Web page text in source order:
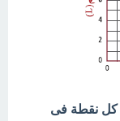
كل نقطة فى